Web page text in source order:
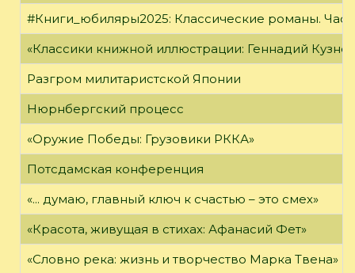
#Книги_юбиляры2025: Классические романы.
«Классики книжной иллюстрации: Геннадий
Разгром милитаристской Японии
Нюрнбергский процесс
«Оружие Победы: Грузовики РККА»
Потсдамская конференция
«... думаю, главный ключ к счастью – это смех»
«Красота, живущая в стихах: Афанасий Фет»
«Словно река: жизнь и творчество Марка Твена»